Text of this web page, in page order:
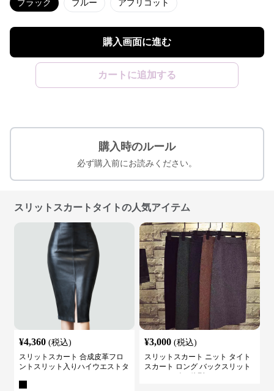
ブラック ブルー アプリコット
購入画面に進む
カートに追加する
購入時のルール
必ず購入前にお読みください。
スリットスカートタイトの人気アイテム
¥4,360 (税込)
スリットスカート 合成皮革フロ
ントスリット入りハイウエストタ
¥3,000 (税込)
スリットスカート ニット タイト
スカート ロング バックスリット